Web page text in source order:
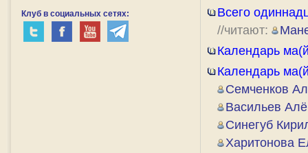
Клуб в социальных сетях:
Всего
//читают:
Календарь
Календарь
Семченков
Васильев
Синегуб
Харитонова